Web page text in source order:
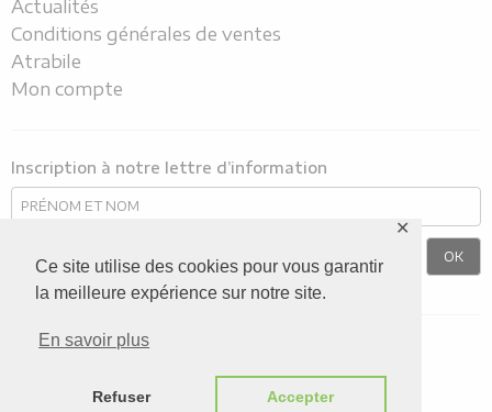
Ce site utilise des cookies pour vous garantir
la meilleure expérience sur notre site.
En savoir plus
Refuser Accepter
✕
Actualités
Conditions générales de ventes
Atrabile
Mon compte
Inscription à notre lettre d’information
Nous suivre sur